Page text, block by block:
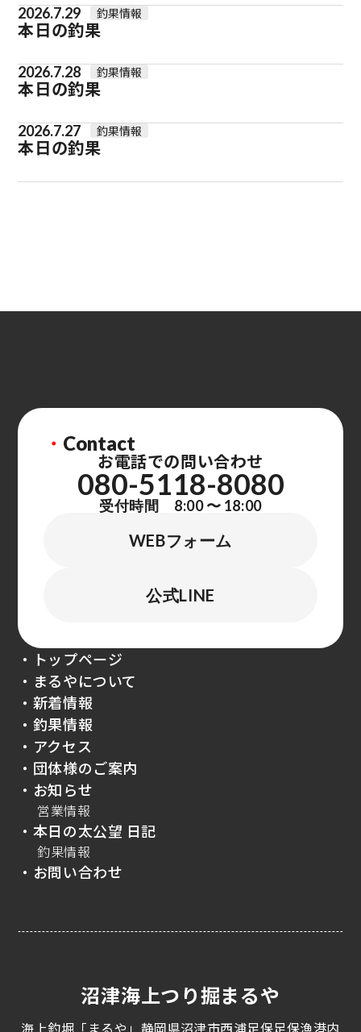
2026.7.29 釣果情報
本日の釣果
2026.7.28 釣果情報
本日の釣果
2026.7.27 釣果情報
本日の釣果
・ Contact
お電話での問い合わせ
080-5118-8080
受付時間 8:00 〜 18:00
WEBフォーム
公式LINE
・トップページ
・まるやについて
・新着情報
・釣果情報
・アクセス
・団体様のご案内
・お知らせ
営業情報
・本日の太公望 日記
釣果情報
・お問い合わせ
沼津海上つり掘まるや
海上釣堀「まるや」静岡県沼津市西浦足保足保漁港内